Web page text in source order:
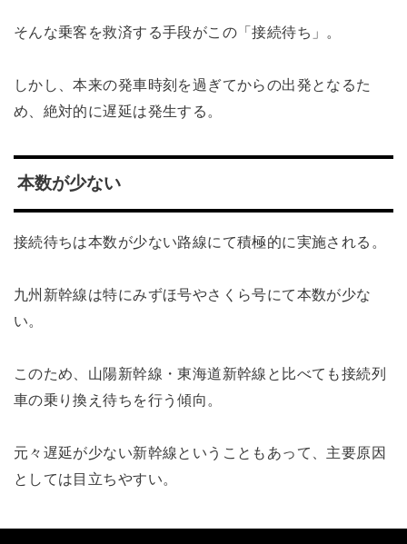
そんな乗客を救済する手段がこの「接続待ち」。
しかし、本来の発車時刻を過ぎてからの出発となるた
め、絶対的に遅延は発生する。
本数が少ない
接続待ちは本数が少ない路線にて積極的に実施される。
九州新幹線は特にみずほ号やさくら号にて本数が少な
い。
このため、山陽新幹線・東海道新幹線と比べても接続列
車の乗り換え待ちを行う傾向。
元々遅延が少ない新幹線ということもあって、主要原因
としては目立ちやすい。